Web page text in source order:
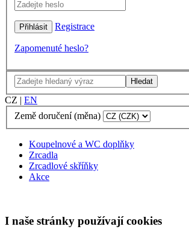
Registrace
Zapomenuté heslo?
Hledat
CZ | EN
Země doručení (měna)
Koupelnové a WC doplňky
Zrcadla
Zrcadlové skříňky
Akce
I naše stránky používají cookies